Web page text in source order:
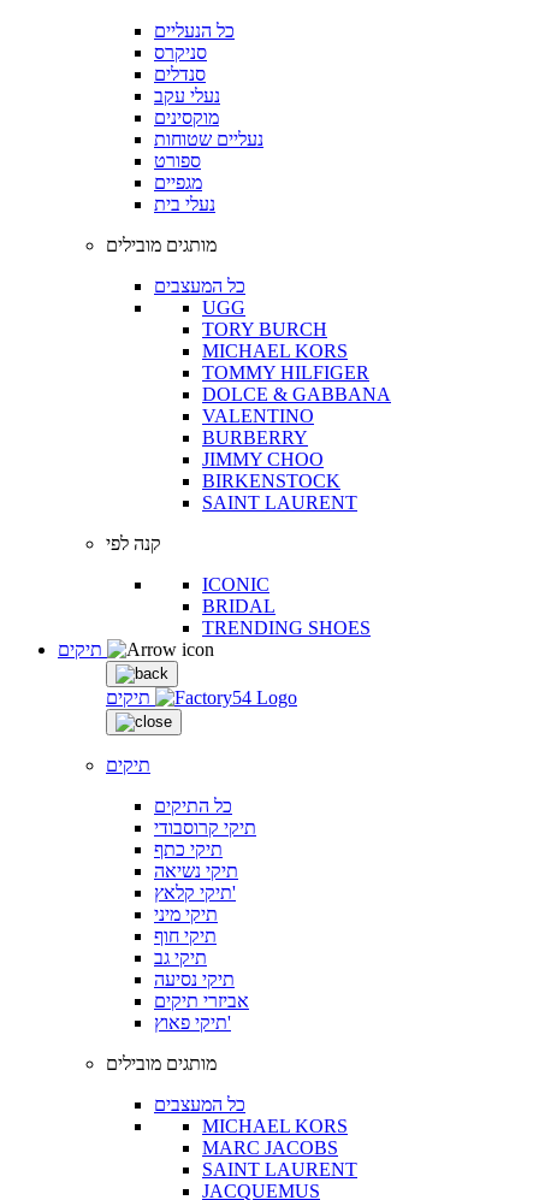
כל הנעליים
סניקרס
סנדלים
נעלי עקב
מוקסינים
נעליים שטוחות
ספורט
מגפיים
נעלי בית
מותגים מובילים
כל המעצבים
UGG
TORY BURCH
MICHAEL KORS
TOMMY HILFIGER
DOLCE & GABBANA
VALENTINO
BURBERRY
JIMMY CHOO
BIRKENSTOCK
SAINT LAURENT
קנה לפי
ICONIC
BRIDAL
TRENDING SHOES
תיקים
תיקים
כל התיקים
תיקי קרוסבודי
תיקי כתף
תיקי נשיאה
תיקי קלאץ'
תיקי מיני
תיקי חוף
תיקי גב
תיקי נסיעה
אביזרי תיקים
תיקי פאוץ'
מותגים מובילים
כל המעצבים
MICHAEL KORS
MARC JACOBS
SAINT LAURENT
JACQUEMUS